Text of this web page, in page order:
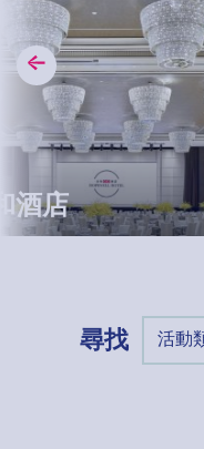
尋找 活動